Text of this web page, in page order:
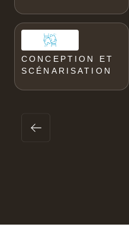
CONCEPTION ET
SCÉNARISATION